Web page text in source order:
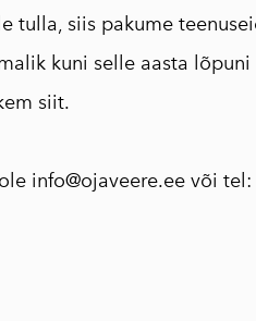
tulla, siis pakume
kuni selle aasta lõpuni
siit.
info@ojaveere.ee või